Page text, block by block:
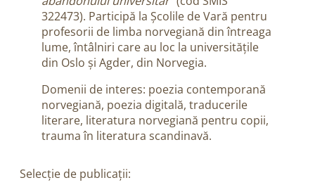
322473). Participă la Școlile de Vară pentru
profesorii de limba norvegiană din întreaga
lume, întâlniri care au loc la universitățile
din Oslo și Agder, din Norvegia.
Domenii de interes: poezia contemporană
norvegiană, poezia digitală, traducerile
literare, literatura norvegiană pentru copii,
trauma în literatura scandinavă.
Selecție de publicații: